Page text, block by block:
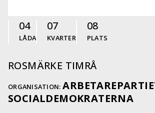
04
LÅDA
07
KVARTER
08
PLATS
ROSMÄRKE TIMRÅ
ORGANISATION:
SOCIALDEMOKRATERNA